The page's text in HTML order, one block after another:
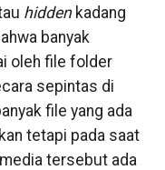
hiddenkadang
banyak
oleh file folder
sepintas di
file yang ada
tetapi pada saat
tersebut ada